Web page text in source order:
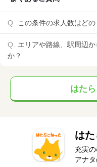
この条件の求人数はど
エリアや路線、駅周辺
か？
はた
は
充実
アナ